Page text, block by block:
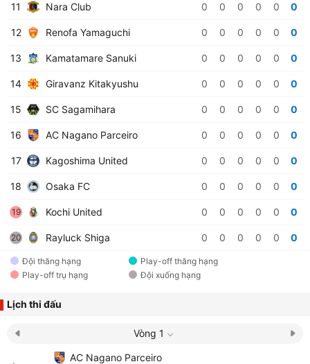
11 Nara Club 0 0 0 0 0 0
12 Renofa Yamaguchi 0 0 0 0 0 0
13 Kamatamare Sanuki 0 0 0 0 0 0
14 Giravanz Kitakyushu 0 0 0 0 0 0
15 SC Sagamihara 0 0 0 0 0 0
16 AC Nagano Parceiro 0 0 0 0 0 0
17 Kagoshima United 0 0 0 0 0 0
18 Osaka FC 0 0 0 0 0 0
19 Kochi United 0 0 0 0 0 0
20 Rayluck Shiga 0 0 0 0 0 0
Đội thăng hạng
Play-off thăng hạng
Play-off trụ hạng
Đội xuống hạng
Lịch thi đấu
Vòng 1
AC Nagano Parceiro